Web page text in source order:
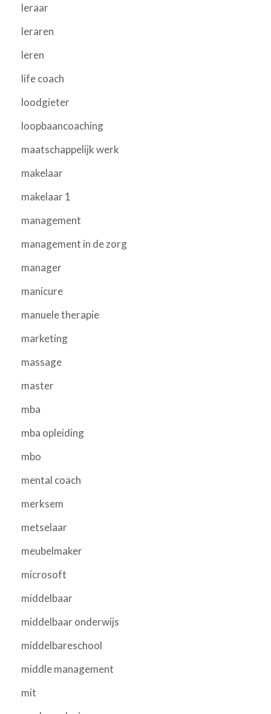
leraar
leraren
leren
life coach
loodgieter
loopbaancoaching
maatschappelijk werk
makelaar
makelaar 1
management
management in de zorg
manager
manicure
manuele therapie
marketing
massage
master
mba
mba opleiding
mbo
mental coach
merksem
metselaar
meubelmaker
microsoft
middelbaar
middelbaar onderwijs
middelbareschool
middle management
mit